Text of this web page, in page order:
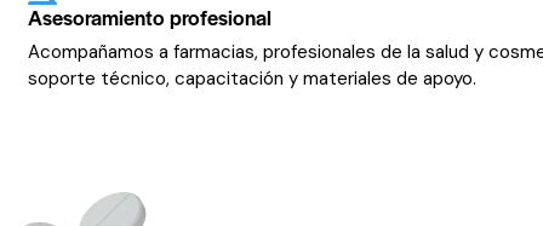
Asesoramiento profesional
Acompañamos a farmacias, profesionales de la salud y
soporte técnico, capacitación y materiales de apoyo.